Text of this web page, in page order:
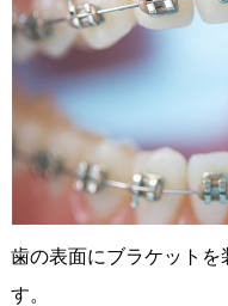
歯の表面にブラケットを
す。